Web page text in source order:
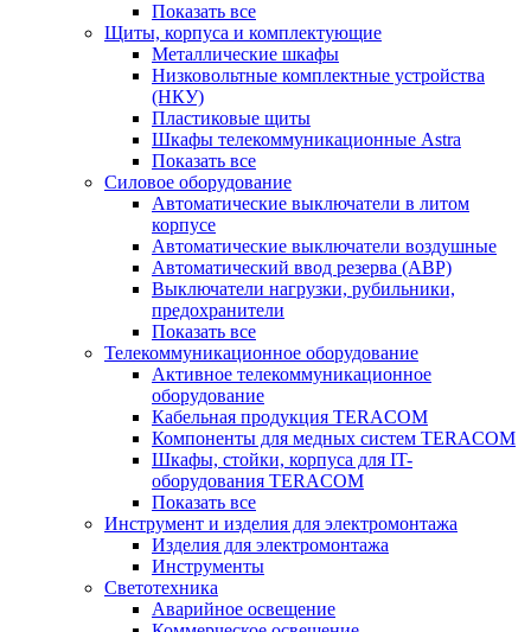
Показать все
Щиты, корпуса и комплектующие
Металлические шкафы
Низковольтные комплектные устройства
(НКУ)
Пластиковые щиты
Шкафы телекоммуникационные Astra
Показать все
Силовое оборудование
Автоматические выключатели в литом
корпусе
Автоматические выключатели воздушные
Автоматический ввод резерва (АВР)
Выключатели нагрузки, рубильники,
предохранители
Показать все
Телекоммуникационное оборудование
Активное телекоммуникационное
оборудование
Кабельная продукция TERACOM
Компоненты для медных систем TERACOM
Шкафы, стойки, корпуса для IT-
оборудования TERACOM
Показать все
Инструмент и изделия для электромонтажа
Изделия для электромонтажа
Инструменты
Светотехника
Аварийное освещение